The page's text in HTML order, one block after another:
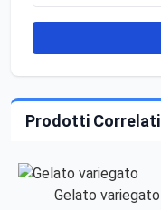
Prodotti Correlati
Gelato variegato